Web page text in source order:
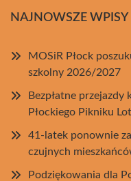
NAJNOWSZE WPISY
MOSiR Płock
szkolny 2026/2027
Bezpłatne
Płockiego Pikniku
41-latek ponownie
czujnych
Podziękowania dla